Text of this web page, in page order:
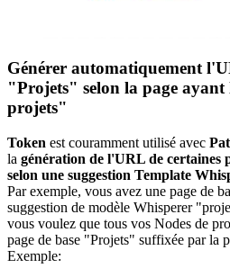
Générer automatiquement
"Projets" selon la page ayant
projets"
Token est couramment utilisé avec
la génération de l'URL de certaines
selon une suggestion Template
Par exemple, vous avez une page de
suggestion de modèle Whisperer
vous voulez que tous vos Nodes de
page de base "Projets" suffixée par la
Exemple: